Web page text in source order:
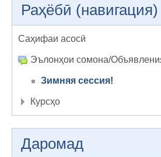
Раҳёбӣ (навигация)
Саҳифаи асосӣ
Эълонҳои сомона/
Зимняя сессия!
Курсҳо
Даромад